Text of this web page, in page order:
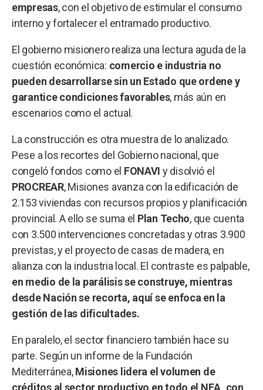
empresas, con el objetivo de estimular el consumo
interno y fortalecer el entramado productivo.
El gobierno misionero realiza una lectura aguda de la
cuestión económica: comercio e industria no
pueden desarrollarse sin un Estado que ordene y
garantice condiciones favorables, más aún en
escenarios como el actual.
La construcción es otra muestra de lo analizado.
Pese a los recortes del Gobierno nacional, que
congeló fondos como el FONAVI y disolvió el
PROCREAR, Misiones avanza con la edificación de
2.153 viviendas con recursos propios y planificación
provincial. A ello se suma el Plan Techo, que cuenta
con 3.500 intervenciones concretadas y otras 3.900
previstas, y el proyecto de casas de madera, en
alianza con la industria local. El contraste es palpable,
en medio de la parálisis se construye, mientras
desde Nación se recorta, aquí se enfoca en la
gestión de las dificultades.
En paralelo, el sector financiero también hace su
parte. Según un informe de la Fundación
Mediterránea,Misiones lidera el volumen de
créditos al sector productivo en todo el NEA, con